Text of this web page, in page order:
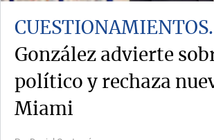
CUESTIONAMIENTOS
González advierte
político y rechaza
Miami